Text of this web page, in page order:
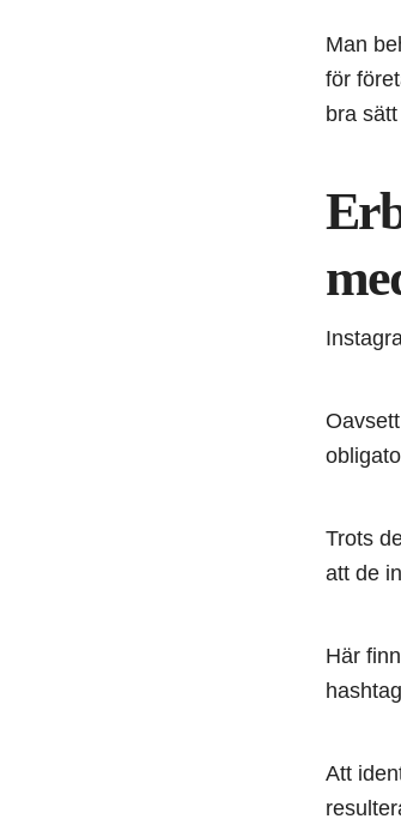
Man
för
bra
Trots
att de
Här
Att